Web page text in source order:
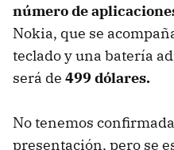
número de
Nokia, que se
teclado y una batería
será de 499 dólares.
No tenemos
presentación, pero se